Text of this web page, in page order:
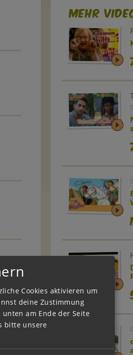
Mehr
Cookies aktivieren um
deine Zustimmung
am Ende der Seite
bitte unsere